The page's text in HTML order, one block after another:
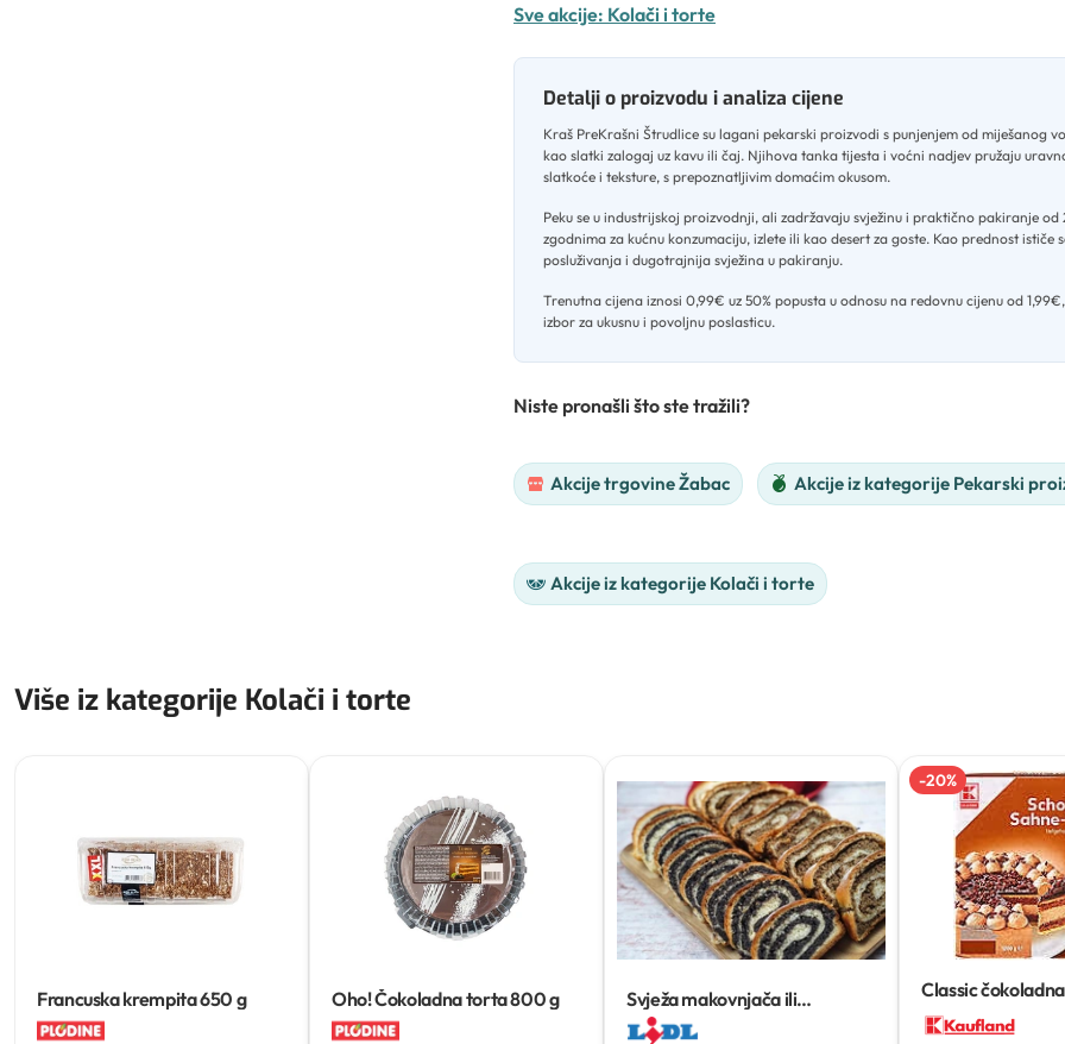
Sve akcije: Kolači i torte
Detalji o proizvodu i analiza cijene
Kraš PreKrašni Štrudlice su lagani pekarski proizvodi s punjenjem od miješanog
kao slatki zalogaj uz kavu ili čaj. Njihova tanka tijesta i voćni nadjev pružaju
slatkoće i teksture, s prepoznatljivim domaćim okusom.
Peku se u industrijskoj proizvodnji, ali zadržavaju svježinu i praktično pakiranje
zgodnima za kućnu konzumaciju, izlete ili kao desert za goste. Kao prednost ističe
posluživanja i dugotrajnija svježina u pakiranju.
Trenutna cijena iznosi 0,99€ uz 50% popusta u odnosu na redovnu cijenu od
izbor za ukusnu i povoljnu poslasticu.
Niste pronašli što ste tražili?
Akcije trgovine Žabac Akcije iz kategorije Pekarski
Akcije iz kategorije Kolači i torte
Više iz kategorije Kolači i torte
Francuska krempita650 g Oho! Čokoladna torta800 g
Svježa makovnjača ili
orahnjača
-20%
Classic